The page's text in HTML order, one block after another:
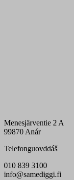
Menesjärventie 2 A
99870 Anár
Telefonguovddáš
010 839 3100
info@samediggi.fi